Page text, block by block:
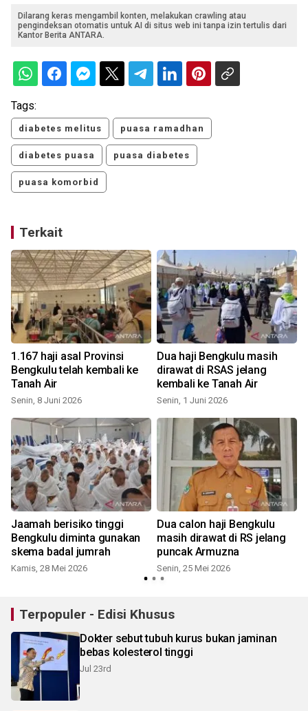
Dilarang keras mengambil konten, melakukan crawling atau
pengindeksan otomatis untuk AI di situs web ini tanpa izin tertulis dari
Kantor Berita ANTARA.
Tags:
diabetes melitus puasa ramadhan
diabetes puasa puasa diabetes
puasa komorbid
Terkait
1.167 haji asal Provinsi
Bengkulu telah kembali ke
Tanah Air
Senin, 8 Juni 2026
Dua haji Bengkulu masih
dirawat di RSAS jelang
kembali ke Tanah Air
Senin, 1 Juni 2026
Jaamah berisiko tinggi
Bengkulu diminta gunakan
skema badal jumrah
Kamis, 28 Mei 2026
Dua calon haji Bengkulu
masih dirawat di RS jelang
puncak Armuzna
Senin, 25 Mei 2026
Terpopuler - Edisi Khusus
Dokter sebut tubuh kurus bukan jaminan
bebas kolesterol tinggi
Jul 23rd